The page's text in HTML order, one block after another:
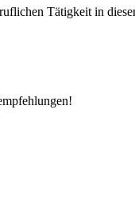
Tätigkeit in